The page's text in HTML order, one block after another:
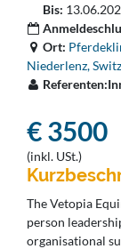
Bis:
Ort:
Niederlenz,
€ 3500
(inkl. USt.)
The Vetopia
person
organisational